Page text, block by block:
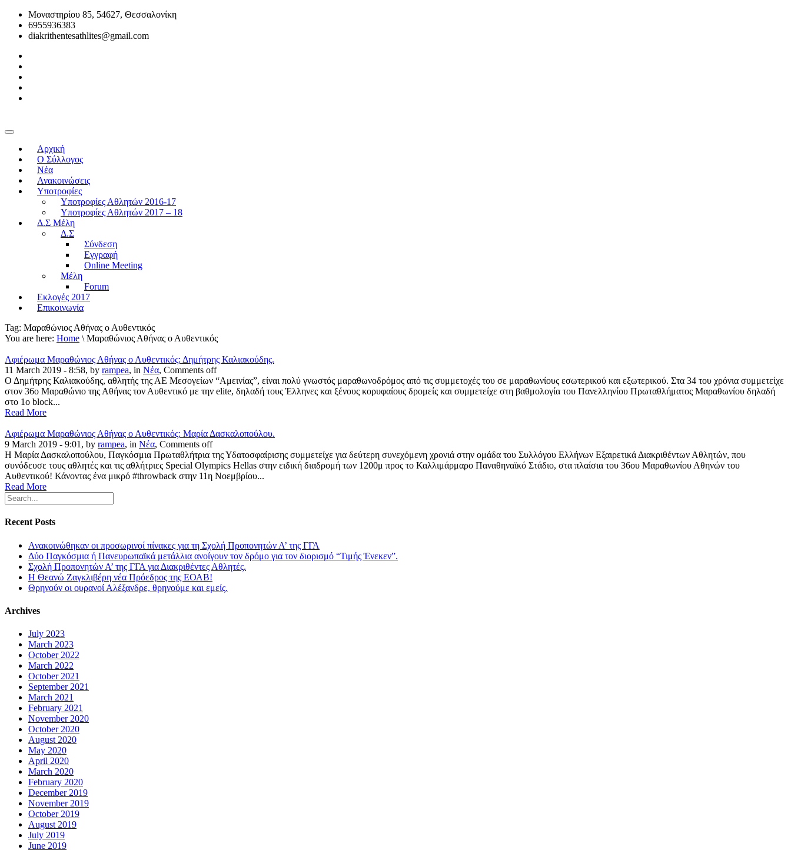
Μοναστηρίου 85, 54627, Θεσσαλονίκη
6955936383
diakrithentesathlites@gmail.com
Αρχική
O Σύλλογος
Νέα
Ανακοινώσεις
Υποτροφίες
Υποτροφίες Αθλητών 2016-17
Υποτροφίες Αθλητών 2017 – 18
Δ.Σ Μέλη
Δ.Σ
Σύνδεση
Εγγραφή
Online Meeting
Μέλη
Forum
Εκλογές 2017
Επικοινωνία
Tag: Μαραθώνιος Αθήνας ο Αυθεντικός
You are here: Home \ Μαραθώνιος Αθήνας ο Αυθεντικός
Αφιέρωμα Μαραθώνιος Αθήνας ο Αυθεντικός: Δημήτρης Καλιακούδης.
11 March 2019 - 8:58, by rampea, in Νέα, Comments off
Ο Δημήτρης Καλιακούδης, αθλητής της ΑΕ Μεσογείων “Αμεινίας”, είναι πολύ γνωστός μαραθωνοδρόμος από τις συμμετοχές του σε μαραθωνίους εσωτερικού και εξωτερικού. Στα 34 του χρόνια συμμετείχε
στον 36ο Μαραθώνιο της Αθήνας τον Αυθεντικό με την elite, δηλαδή τους Έλληνες και ξένους κορυφαίους δρομείς και συμμετείχε στη βαθμολογία του Πανελληνίου Πρωταθλήματος Μαραθωνίου δηλαδή
στο 1ο block...
Read More
Αφιέρωμα Μαραθώνιος Αθήνας ο Αυθεντικός: Μαρία Δασκαλοπούλου.
9 March 2019 - 9:01, by rampea, in Νέα, Comments off
Η Μαρία Δασκαλοπούλου, Παγκόσμια Πρωταθλήτρια της Υδατοσφαίρισης συμμετείχε για δεύτερη συνεχόμενη χρονιά στην ομάδα του Συλλόγου Ελλήνων Εξαιρετικά Διακριθέντων Αθλητών, που
συνόδευσε τους αθλητές και τις αθλήτριες Special Olympics Hellas στην ειδική διαδρομή των 1200μ προς το Καλλιμάρμαρο Παναθηναϊκό Στάδιο, στα πλαίσια του 36ου Μαραθωνίου Αθηνών του
Αυθεντικού! Κάνοντας ένα μικρό #throwback στην 11η Νοεμβρίου...
Read More
Recent Posts
Ανακοινώθηκαν οι προσωρινοί πίνακες για τη Σχολή Προπονητών Α’ της ΓΓΑ
Δύο Παγκόσμια ή Πανευρωπαϊκά μετάλλια ανοίγουν τον δρόμο για τον διορισμό “Τιμής Ένεκεν”.
Σχολή Προπονητών Α’ της ΓΓΑ για Διακριθέντες Αθλητές.
Η Θεανώ Ζαγκλιβέρη νέα Πρόεδρος της ΕΟΑΒ!
Θρηνούν οι ουρανοί Αλέξανδρε, θρηνούμε και εμείς.
Archives
July 2023
March 2023
October 2022
March 2022
October 2021
September 2021
March 2021
February 2021
November 2020
October 2020
August 2020
May 2020
April 2020
March 2020
February 2020
December 2019
November 2019
October 2019
August 2019
July 2019
June 2019